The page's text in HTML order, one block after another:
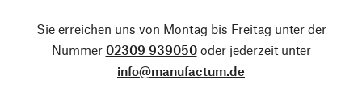
Sie erreichen uns von Montag bis Freitag unter der
Nummer 02309 939050oder jederzeit unter
info@manufactum.de